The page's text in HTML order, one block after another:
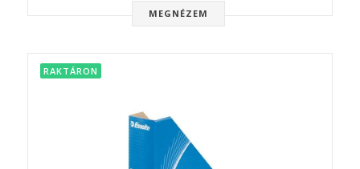
MEGNÉZEM
RAKTÁRON